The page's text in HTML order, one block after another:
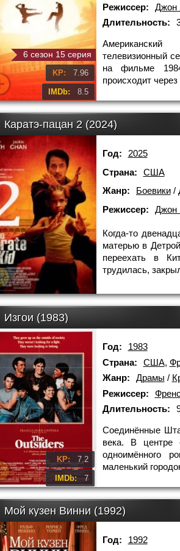
6 сезон 15 серия
KP: 7.96
IMDb: 8.5
Режиссер:
Джон
Длительность:
телевизионный
на фильме
происходит
Каратэ-пацан 2 (2024)
Год:
2025
Страна:
США
Жанр:
Боевики/
Режиссер:
Джон
Когда-то
матерью в
переехать в
трудилась,
Изгои (1983)
KP: 7.2
IMDb: 7
Год:
1983
Страна:
США,
Жанр:
Драмы /
Режиссер:
Длительность:
Соединённые
века. В центре
одноимённого
маленький
Мой кузен Винни (1992)
Год:
1992